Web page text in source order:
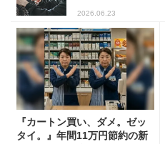
2026.06.23
『カートン買い、ダメ。ゼッ
タイ。』年間11万円節約の新